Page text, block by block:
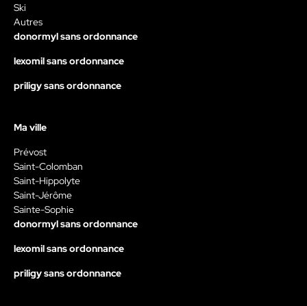
Ski
Autres
donormyl sans ordonnance
lexomil sans ordonnance
priligy sans ordonnance
Ma ville
Prévost
Saint-Colomban
Saint-Hippolyte
Saint-Jérôme
Sainte-Sophie
donormyl sans ordonnance
lexomil sans ordonnance
priligy sans ordonnance